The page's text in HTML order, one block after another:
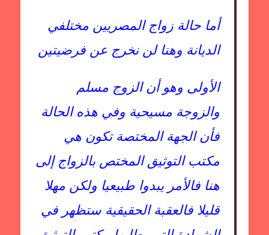
أما حالة زواج المصريين مختلفي
الديانة وهنا لن نخرج عن فرضيتين
الأولى وهو أن الزوج مسلم
والزوجة مسيحية وفي هذه الحالة
فأن الجهة المختصة تكون هي
مكتب التوثيق المختص بالزواج إلى
هنا فالأمر يبدوا طبيعيا ولكن مهلا
قليلا فالعقبة الحقيقية ستظهر في